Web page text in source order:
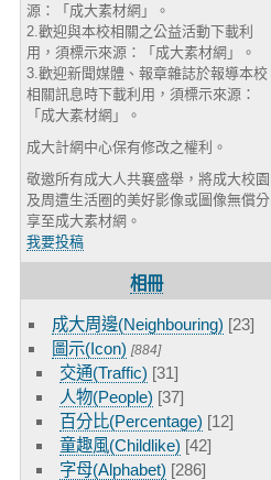
源：「成大素材網」。
2.歡迎與本校相關之公益活動下載利
用，須標示來源：「成大素材網」。
3.歡迎新聞媒體、報章雜誌於報導本校
相關訊息時下載利用，須標示來源：
「成大素材網」。
成大計網中心保有修改之權利。
敬邀所有成大人共襄盛舉，將成大校園
及周遭生活圈的美好影像或圖像無償分
享至成大素材網。
我要投稿
相冊
成大周邊(Neighbouring) [23]
圖示(Icon) [884]
交通(Traffic) [31]
人物(People) [37]
百分比(Percentage) [12]
童趣風(Childlike) [42]
字母(Alphabet) [286]